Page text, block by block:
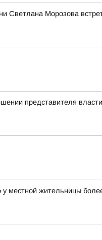
Светлана Морозова
представителя власти
у местной жительницы